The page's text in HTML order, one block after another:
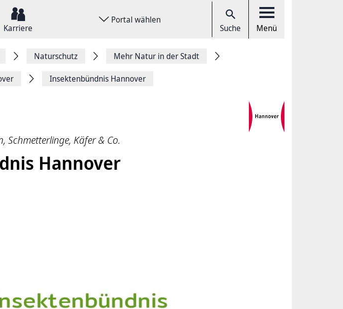
Karriere
Portal wählen
Suche Menü
Naturschutz Mehr Natur in der Stadt
Insektenbündnis Hannover
Schmetterlinge, Käfer & Co.
Hannover